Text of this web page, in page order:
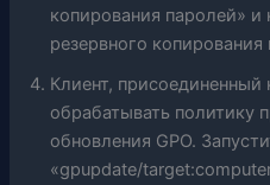
копирования паролей» и
резервного
Клиент, присоединенный
обрабатывать политику
обновления GPO.
«gpupdate/